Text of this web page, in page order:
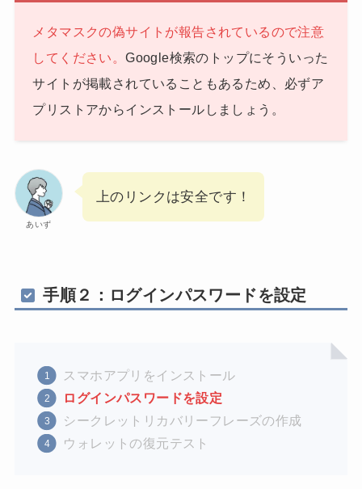
メタマスクの偽サイトが報告されているので注意
してください。Google検索のトップにそういった
サイトが掲載されていることもあるため、必ずア
プリストアからインストールしましょう。
あいず
上のリンクは安全です！
手順２：ログインパスワードを設定
スマホアプリをインストール
ログインパスワードを設定
シークレットリカバリーフレーズの作成
ウォレットの復元テスト